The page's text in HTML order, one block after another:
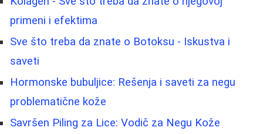
primeni i efektima
Sve što treba da znate o Botoksu - Iskustva i
saveti
Hormonske bubuljice: Rešenja i saveti za negu
problematične kože
Savršen Piling za Lice: Vodič za Negu Kože